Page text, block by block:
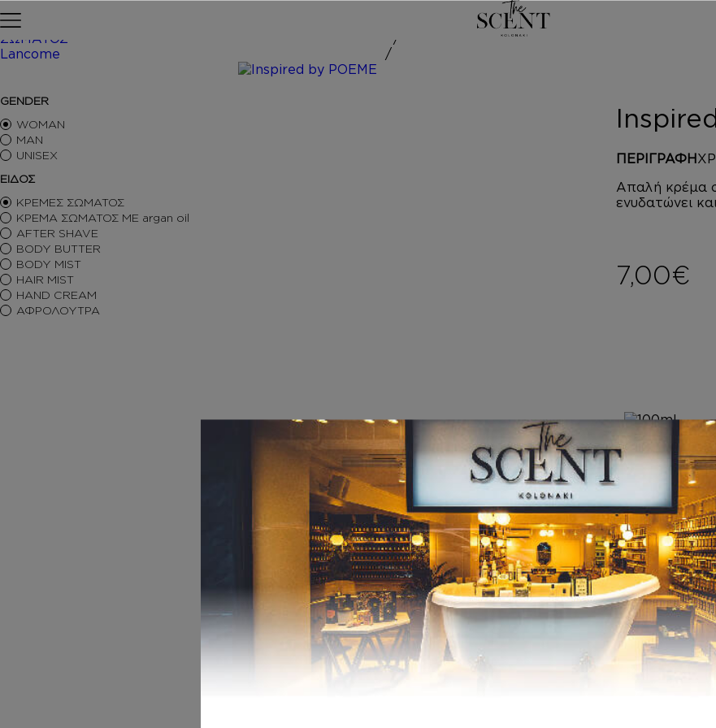
ΑΦΡΟΛΟΥΤΡΑ
ΚΡΕΜΕΣ ΣΩΜΑΤΟΣ
BODY BUTTER
BODY MIST
HAIR MIST
BODY SORBET – AFTER SUN
HAIR OILS
SHIMMERING BODY OIL
SKINCARE
ΑΝΤΙΣΗΠΤΙΚΑ
ΑΡΩΜΑΤΙΚΑ ΚΕΡΙΑ – DIFFUSERS
SETS
ΠΕΡΙΠΟΙΗΣΗ
ΣΩΜΑΤΟΣ
Lancome / Inspired by
ΠΕΡΙΓΡΑΦΗ
Απαλή κρέμα
ενυδατώνει
7,00€
GENDER
WOMAN
MAN
UNISEX
ΕΙΔΟΣ
ΚΡΕΜΕΣ ΣΩΜΑΤΟΣ
ΚΡΕΜΑ ΣΩΜΑΤΟΣ ΜΕ argan oil
AFTER SHAVE
BODY BUTTER
BODY MIST
HAIR MIST
HAND CREAM
ΑΦΡΟΛΟΥΤΡΑ
Inspired by
ΣΧΕΤΙΚΑ ΠΡΟΪΟΝΤΑ
BODY MIST
ΑΦΡΟΛΟΥΤΡΑ
Inspired by